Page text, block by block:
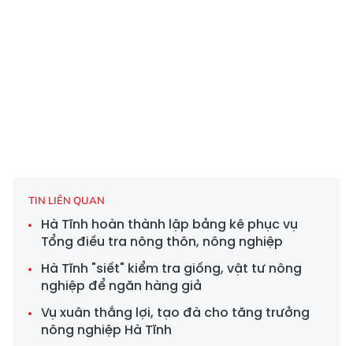
TIN LIÊN QUAN
Hà Tĩnh hoàn thành lập bảng kê phục vụ
Tổng điều tra nông thôn, nông nghiệp
Hà Tĩnh "siết" kiểm tra giống, vật tư nông
nghiệp để ngăn hàng giả
Vụ xuân thắng lợi, tạo đà cho tăng trưởng
nông nghiệp Hà Tĩnh